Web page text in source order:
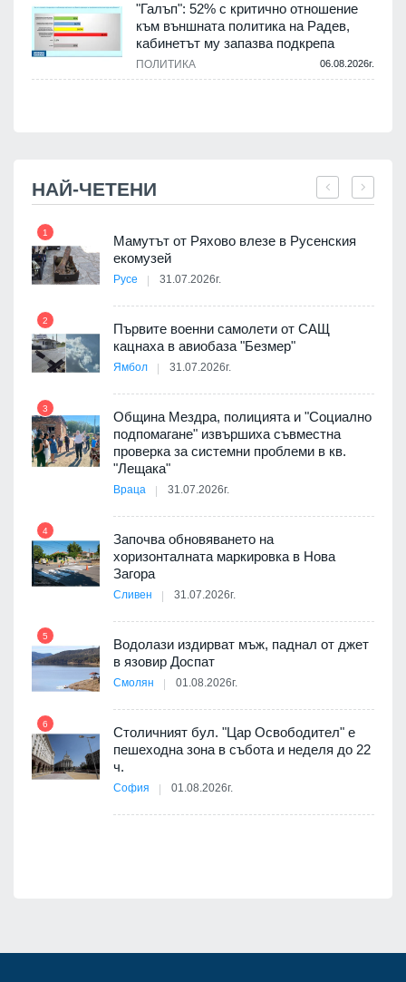
"Галъп": 52% с критично отношение
към външната политика на Радев,
кабинетът му запазва подкрепа
ПОЛИТИКА 06.08.2026г.
НАЙ-ЧЕТЕНИ
1
Мамутът от Ряхово влезе в Русенския
екомузей
Русе 31.07.2026г.
2
Първите военни самолети от САЩ
кацнаха в авиобаза "Безмер"
Ямбол 31.07.2026г.
3
Община Мездра, полицията и "Социално
подпомагане" извършиха съвместна
проверка за системни проблеми в кв.
"Лещака"
Враца 31.07.2026г.
4
Започва обновяването на
хоризонталната маркировка в Нова
Загора
Сливен 31.07.2026г.
5
Водолази издирват мъж, паднал от джет
в язовир Доспат
Смолян 01.08.2026г.
6
Столичният бул. "Цар Освободител" е
пешеходна зона в събота и неделя до 22
ч.
София 01.08.2026г.